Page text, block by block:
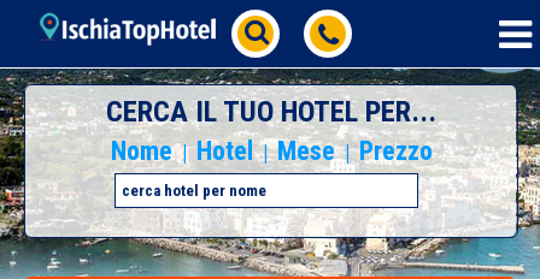
CERCA IL TUO HOTEL PER...
Nome | Hotel | Mese | Prezzo